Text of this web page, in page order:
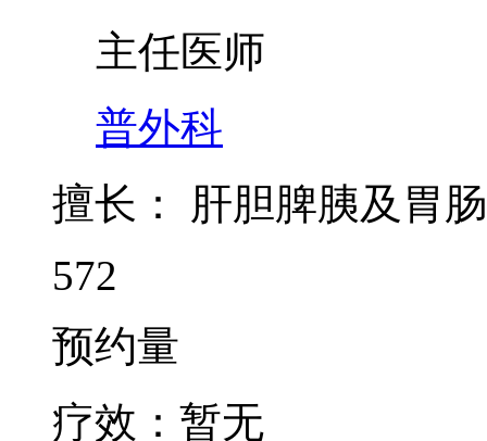
主任医师
普外科
擅长：
肝胆脾胰及胃
572
预约量
疗效： 暂无